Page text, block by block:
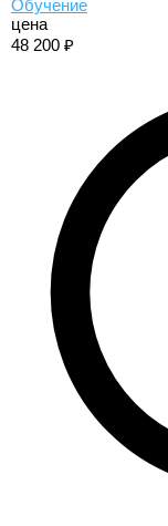
Обучение
цена
48 200